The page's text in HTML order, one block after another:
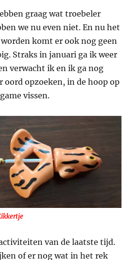
graag wat troebeler
we nu even niet. En nu het
komt er ook nog geen
Straks in januari ga ik weer
verwacht ik en ik ga nog
oord opzoeken, in de hoop op
vissen.
van de laatste tijd.
of er nog wat in het rek